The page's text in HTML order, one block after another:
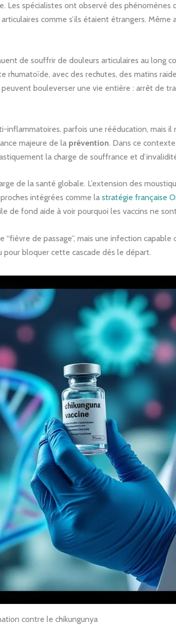
spécialistes ont observé des
comme s’ils étaient étrangers. Même
de souffrir de douleurs articulaires au long
avec des rechutes, des matins
bouleverser une vie entière : arrêt de
parfois une rééducation, mais
majeure de la prévention. Dans ce
la charge de souffrance et
de la santé globale. L’extension des
intégrées comme la stratégie française
fond aide à voir pourquoi les vaccins ne
“fièvre de passage”, mais une infection
pour bloquer cette cascade dès le départ.
contre le chikungunya